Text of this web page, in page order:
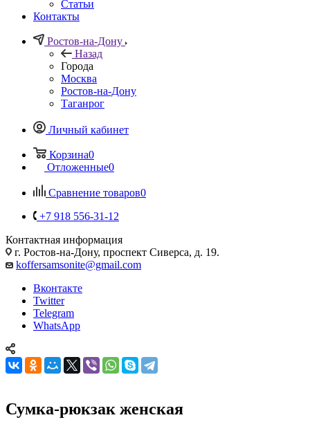
Статьи
Контакты
Ростов-на-Дону
Назад
Города
Москва
Ростов-на-Дону
Таганрог
Личный кабинет
Корзина0
Отложенные0
Сравнение товаров0
+7 918 556-31-12
Контактная информация
г. Ростов-на-Дону, проспект Сиверса, д. 19.
koffersamsonite@gmail.com
Вконтакте
Twitter
Telegram
WhatsApp
Сумка-рюкзак женская